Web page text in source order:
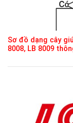
Sơ đồ dạng cây
8008, LB 8009